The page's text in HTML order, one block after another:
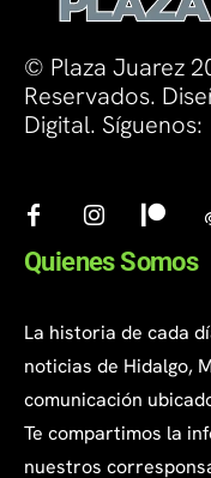
© Plaza Juarez
Reservados.
Digital. Síguenos:
Quienes Somos
La historia de cada
noticias de Hidalgo,
comunicación
Te compartimos la
nuestros